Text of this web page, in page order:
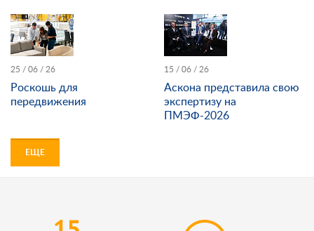
25 / 06 / 26
Роскошь для
передвижения
15 / 06 / 26
Аскона представила свою
экспертизу на
ПМЭФ-2026
ЕЩЕ